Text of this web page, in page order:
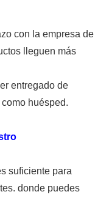
con la empresa de
lleguen más
entregado de
huésped.
suficiente para
donde puedes